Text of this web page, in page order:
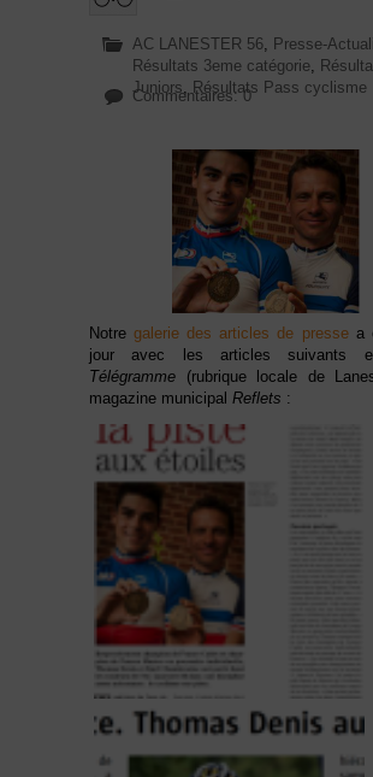
AC LANESTER 56, Presse-
Résultats 3eme catégorie,
Juniors, Résultats Pass cyclisme
Commentaires: 0
Notregalerie des articles de pressea
jour avec les articles suivants
Télégramme (rubrique locale de
magazine municipal Reflets :